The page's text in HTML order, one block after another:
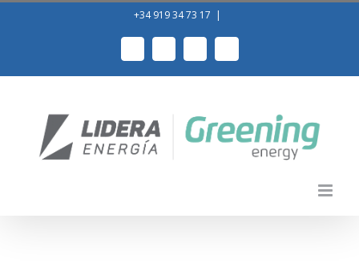
+34 919 34 73 17 |